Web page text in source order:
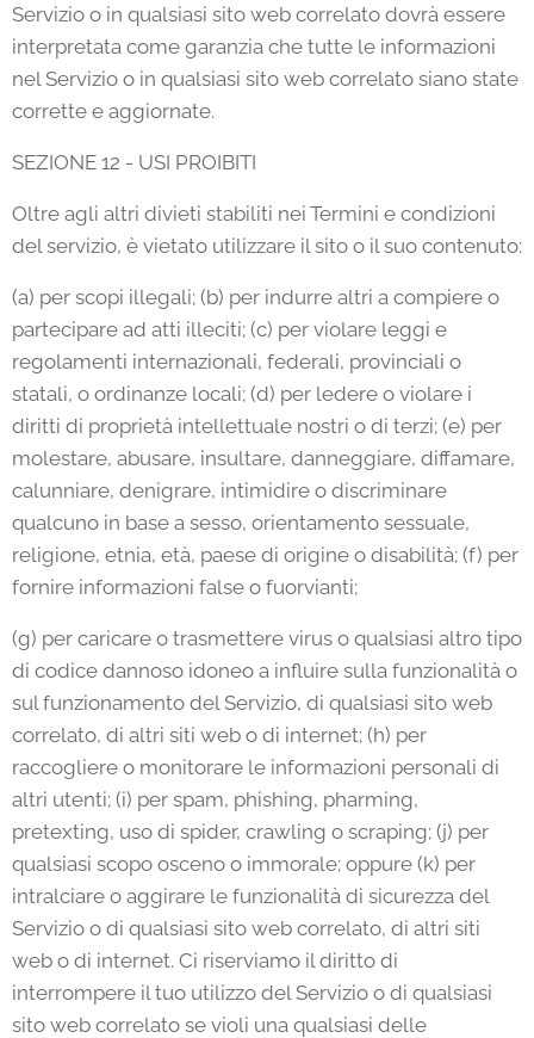
Servizio o in qualsiasi sito web correlato dovrà essere
interpretata come garanzia che tutte le informazioni
nel Servizio o in qualsiasi sito web correlato siano state
corrette e aggiornate.
SEZIONE 12 - USI PROIBITI
Oltre agli altri divieti stabiliti nei Termini e condizioni
del servizio, è vietato utilizzare il sito o il suo contenuto:
(a) per scopi illegali; (b) per indurre altri a compiere o
partecipare ad atti illeciti; (c) per violare leggi e
regolamenti internazionali, federali, provinciali o
statali, o ordinanze locali; (d) per ledere o violare i
diritti di proprietà intellettuale nostri o di terzi; (e) per
molestare, abusare, insultare, danneggiare, diffamare,
calunniare, denigrare, intimidire o discriminare
qualcuno in base a sesso, orientamento sessuale,
religione, etnia, età, paese di origine o disabilità; (f) per
fornire informazioni false o fuorvianti;
(g) per caricare o trasmettere virus o qualsiasi altro tipo
di codice dannoso idoneo a influire sulla funzionalità o
sul funzionamento del Servizio, di qualsiasi sito web
correlato, di altri siti web o di internet; (h) per
raccogliere o monitorare le informazioni personali di
altri utenti; (i) per spam, phishing, pharming,
pretexting, uso di spider, crawling o scraping; (j) per
qualsiasi scopo osceno o immorale; oppure (k) per
intralciare o aggirare le funzionalità di sicurezza del
Servizio o di qualsiasi sito web correlato, di altri siti
web o di internet. Ci riserviamo il diritto di
interrompere il tuo utilizzo del Servizio o di qualsiasi
sito web correlato se violi una qualsiasi delle